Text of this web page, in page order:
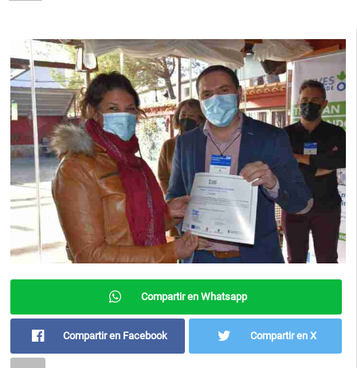
Compartir en Whatsapp
Compartir en Facebook Compartir en X